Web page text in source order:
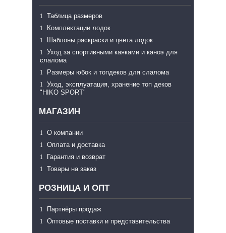
Таблица размеров
Комплектации лодок
Шаблоны раскраски и цвета лодок
Уход за спортивными каяками и каноэ для
слалома
Размеры юбок и топдеков для слалома
Уход, эксплуатация, хранение топ деков
"HIKO SPORT"
МАГАЗИН
О компании
Оплата и доставка
Гарантия и возврат
Товары на заказ
РОЗНИЦА И ОПТ
Партнёры продаж
Оптовые поставки и представительства